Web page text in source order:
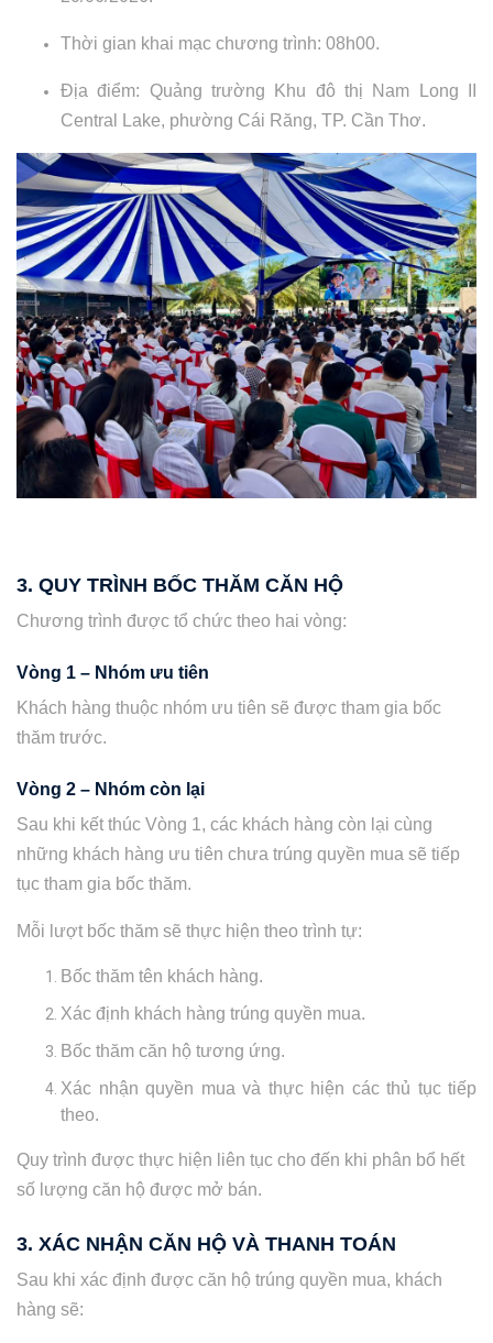
Thời gian khai mạc chương trình: 08h00.
Địa điểm: Quảng trường Khu đô thị Nam Long II
Central Lake, phường Cái Răng, TP. Cần Thơ.
3. QUY TRÌNH BỐC THĂM CĂN HỘ
Chương trình được tổ chức theo hai vòng:
Vòng 1 – Nhóm ưu tiên
Khách hàng thuộc nhóm ưu tiên sẽ được tham gia bốc
thăm trước.
Vòng 2 – Nhóm còn lại
Sau khi kết thúc Vòng 1, các khách hàng còn lại cùng
những khách hàng ưu tiên chưa trúng quyền mua sẽ tiếp
tục tham gia bốc thăm.
Mỗi lượt bốc thăm sẽ thực hiện theo trình tự:
Bốc thăm tên khách hàng.
Xác định khách hàng trúng quyền mua.
Bốc thăm căn hộ tương ứng.
Xác nhận quyền mua và thực hiện các thủ tục tiếp
theo.
Quy trình được thực hiện liên tục cho đến khi phân bổ hết
số lượng căn hộ được mở bán.
3. XÁC NHẬN CĂN HỘ VÀ THANH TOÁN
Sau khi xác định được căn hộ trúng quyền mua, khách
hàng sẽ: